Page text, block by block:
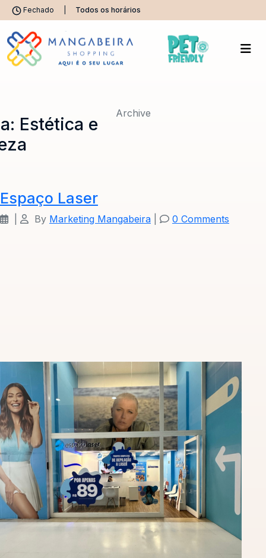
Fechado Todos os horários
Archive
Estética e
Espaço Laser
By Marketing Mangabeira 0 Comments